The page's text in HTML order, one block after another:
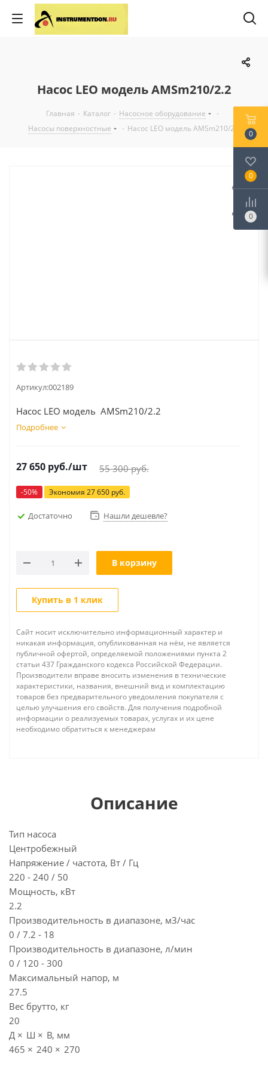
Насос LEO модель AMSm210/2.2
Главная - Каталог - Насосное оборудование
-
Насосы поверхностные
- Насос LEO модель AMSm210/2.2
Артикул:002189
Насос LEO модель AMSm210/2.2
Подробнее
27 650 руб./шт 55 300руб.
-50% Экономия 27 650 руб.
Достаточно Нашли дешевле?
В корзину
Купить в 1 клик
Сайт носит исключительно информационный характер и
никакая информация, опубликованная на нём, не является
публичной офертой, определяемой положениями пункта 2
статьи 437 Гражданского кодекса Российской Федерации.
Производители вправе вносить изменения в технические
характеристики, названия, внешний вид и комплектацию
товаров без предварительного уведомления покупателя с
целью улучшения его свойств. Для получения подробной
информации о реализуемых товарах, услугах и их цене
необходимо обратиться к менеджерам
Описание
Тип насоса
Центробежный
Напряжение / частота, Вт / Гц
220 - 240 / 50
Мощность, кВт
2.2
Производительность в диапазоне, м3/час
0 / 7.2 - 18
Производительность в диапазоне, л/мин
0 / 120 - 300
Максимальный напор, м
27.5
Вес брутто, кг
20
Д × Ш × В, мм
465 × 240 × 270
0
0
0